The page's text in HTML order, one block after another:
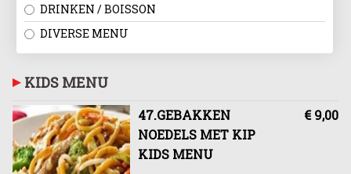
DRINKEN / BOISSON
DIVERSE MENU
KIDS MENU
47.GEBAKKEN
NOEDELS MET KIP
KIDS MENU
€ 9,00